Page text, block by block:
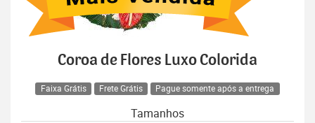
Coroa de Flores Luxo Colorida
Faixa Grátis Frete Grátis Pague somente após a entrega
Tamanhos